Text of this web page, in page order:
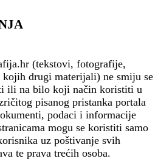
(tekstovi, fotografije,
drugi materijali) ne smiju se
ili na bilo koji način koristiti u
pisanog pristanka portala
podaci i informacije
mogu se koristiti samo
uz poštivanje svih
te prava trećih osoba.